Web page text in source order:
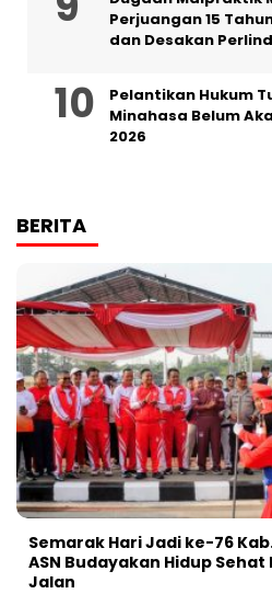
Perjuangan 15
dan Desakan
Pelantikan Hukum
Minahasa Belum
2026
BERITA
‎Semarak Hari Jadi ke-76
ASN Budayakan Hidup
Jalan